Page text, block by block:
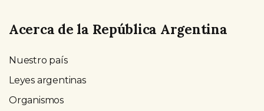
Acerca de la República Argentina
Nuestro país
Leyes argentinas
Organismos